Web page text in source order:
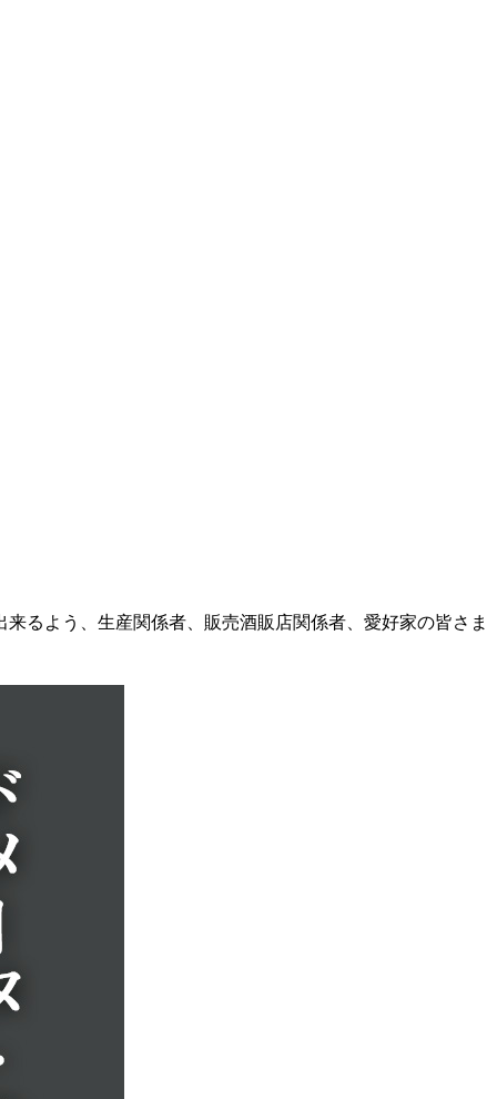
るよう、生産関係者、販売酒販店関係者、愛好家の皆さま